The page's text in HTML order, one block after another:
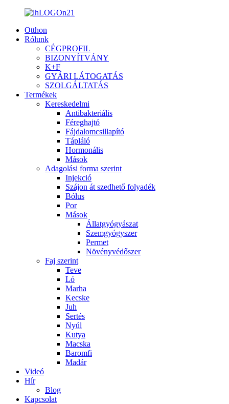
Otthon
Rólunk
CÉGPROFIL
BIZONYÍTVÁNY
K+F
GYÁRI LÁTOGATÁS
SZOLGÁLTATÁS
Termékek
Kereskedelmi
Antibakteriális
Féreghajtó
Fájdalomcsillapító
Tápláló
Hormonális
Mások
Adagolási forma szerint
Injekció
Szájon át szedhető folyadék
Bólus
Por
Mások
Állatgyógyászat
Szemgyógyszer
Permet
Növényvédőszer
Faj szerint
Teve
Ló
Marha
Kecske
Juh
Sertés
Nyúl
Kutya
Macska
Baromfi
Madár
Videó
Hír
Blog
Kapcsolat